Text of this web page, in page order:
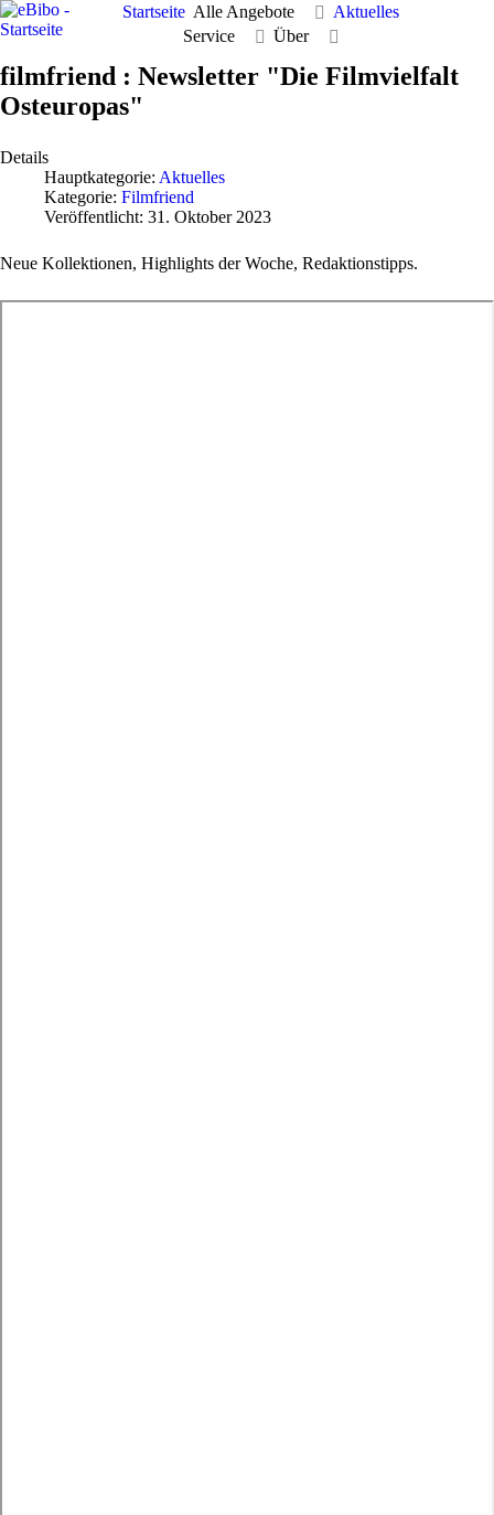
Startseite Alle Angebote
Aktuelles
Service
Über
filmfriend : Newsletter "Die Filmvielfalt
Osteuropas"
Details
Hauptkategorie: Aktuelles
Kategorie: Filmfriend
Veröffentlicht: 31. Oktober 2023
Neue Kollektionen, Highlights der Woche, Redaktionstipps.